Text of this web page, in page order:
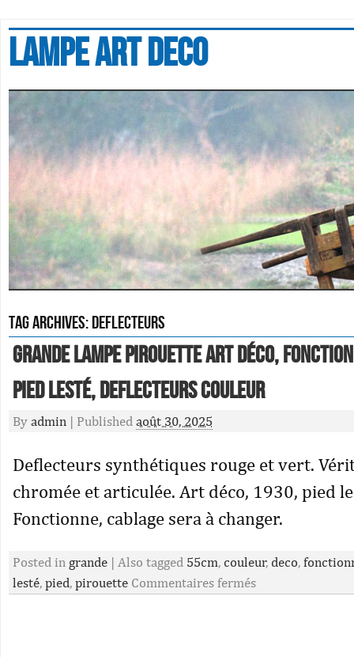
Lampe art deco
Tag Archives:deflecteurs
Grande lampe pirouette art déco,
pied lesté, deflecteurs couleur
By admin | Published août 30, 2025
Deflecteurs synthétiques rouge et vert.
chromée et articulée. Art déco, 1930, pied
Fonctionne, cablage sera à changer.
Posted in grande | Also tagged 55cm, couleur, deco,
lesté, pied, pirouette Commentaires fermés